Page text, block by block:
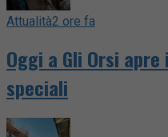
Attualità2 ore fa
Oggi a Gli Orsi
speciali